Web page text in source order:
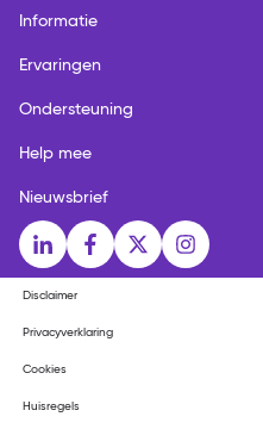
Informatie
Ervaringen
Ondersteuning
Help mee
Nieuwsbrief
Social media links
LinkedInFacebook
X Instagram
Disclaimer
Privacyverklaring
Cookies
Huisregels